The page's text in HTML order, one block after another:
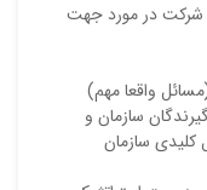
شركت در مورد جهت
واقعا مهم)
سازمان و
سازمان